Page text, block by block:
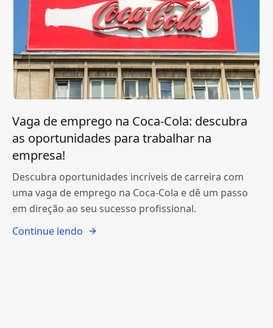
Vaga de emprego na Coca-Cola: descubra
as oportunidades para trabalhar na
empresa!
Descubra oportunidades incríveis de carreira com
uma vaga de emprego na Coca-Cola e dê um passo
em direção ao seu sucesso profissional.
Continue lendo